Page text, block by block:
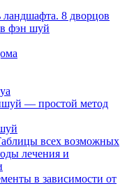
8 дворцов
фэн шуй
— простой метод
всех возможных
лечения и
в зависимости от